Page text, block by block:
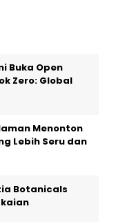
Buka Open
Zero: Global
Menonton
Lebih Seru dan
Botanicals